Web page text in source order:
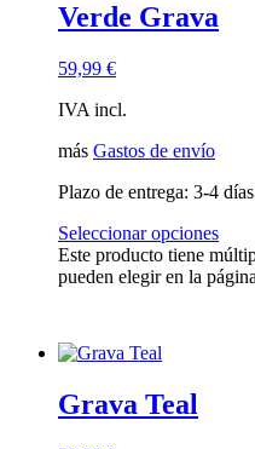
Verde Grava
59,99 €
IVA incl.
más Gastos de envío
Plazo de entrega: 3-4 días
Seleccionar opciones
Este producto tiene
pueden elegir en la
Grava Teal